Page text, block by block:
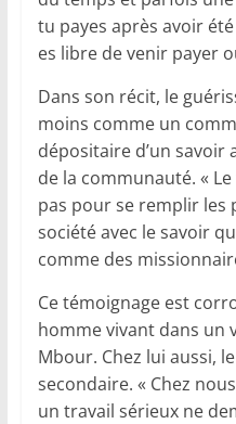
tu payes après avoir
es libre de venir payer
Dans son récit, le
moins comme un
dépositaire d’un savoir
de la communauté. «
pas pour se remplir les
société avec le savoir
comme des
Ce témoignage est
homme vivant dans un
Mbour. Chez lui aussi,
secondaire. « Chez
un travail sérieux ne